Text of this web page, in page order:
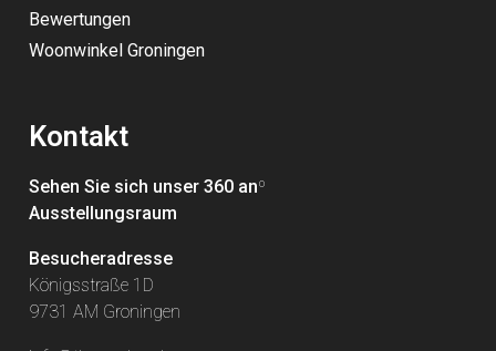
Bewertungen
Woonwinkel Groningen
Kontakt
Sehen Sie sich unser 360 anº
Ausstellungsraum
Besucheradresse
Königsstraße 1D
9731 AM Groningen